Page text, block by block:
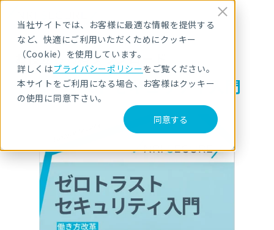
当社サイトでは、お客様に最適な情報を提供する
など、快適にご利用いただくためにクッキー
（Cookie）を使用しています。
詳しくはプライバシーポリシーをご覧ください。
本サイトをご利用になる場合、お客様はクッキー
の使用に同意下さい。
同意する
お役立ち資料ダウンロード
ゼロトラストセキュリティ入門